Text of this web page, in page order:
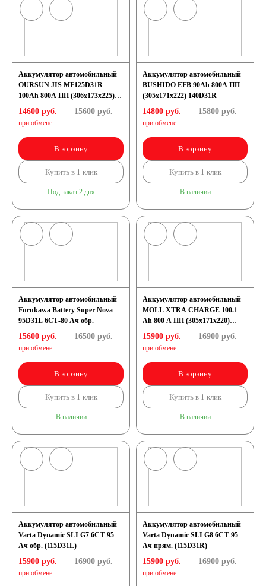
Аккумулятор автомобильный
OURSUN JIS MF125D31R
100Ah 800А ПП (306х173х225)
D31R
14600 руб.
при обмене
15600руб.
В корзину
Купить в 1 клик
Под заказ 2 дня
Аккумулятор автомобильный
BUSHIDO EFB 90Ah 800A ПП
(305x171x222) 140D31R
14800 руб.
при обмене
15800руб.
В корзину
Купить в 1 клик
В наличии
Аккумулятор автомобильный
Furukawa Battery Super Nova
95D31L 6СТ-80 Ач обр.
15600 руб.
при обмене
16500руб.
В корзину
Купить в 1 клик
В наличии
Аккумулятор автомобильный
MOLL XTRA CHARGE 100.1
Ah 800 A ПП (305x171x220)
(D31R 75100)
15900 руб.
при обмене
16900руб.
В корзину
Купить в 1 клик
В наличии
Аккумулятор автомобильный
Varta Dynamic SLI G7 6СТ-95
Ач обр. (115D31L)
15900 руб.
при обмене
16900руб.
Аккумулятор автомобильный
Varta Dynamic SLI G8 6СТ-95
Ач прям. (115D31R)
15900 руб.
при обмене
16900руб.